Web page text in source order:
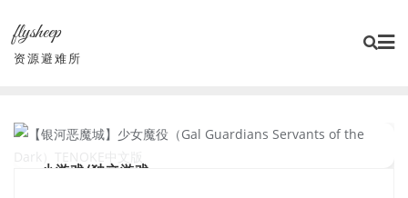
content
flysheep
资源避难所
小游戏/独立游戏